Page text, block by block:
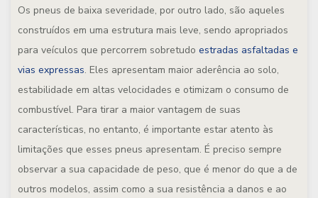
Os pneus de baixa severidade, por outro lado, são aqueles
construídos em uma estrutura mais leve, sendo apropriados
para veículos que percorrem sobretudo estradas asfaltadas e
vias expressas. Eles apresentam maior aderência ao solo,
estabilidade em altas velocidades e otimizam o consumo de
combustível. Para tirar a maior vantagem de suas
características, no entanto, é importante estar atento às
limitações que esses pneus apresentam. É preciso sempre
observar a sua capacidade de peso, que é menor do que a de
outros modelos, assim como a sua resistência a danos e ao